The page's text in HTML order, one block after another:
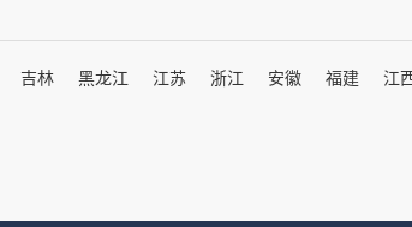
吉林 黑龙江 江苏 浙江 安徽 福建 江